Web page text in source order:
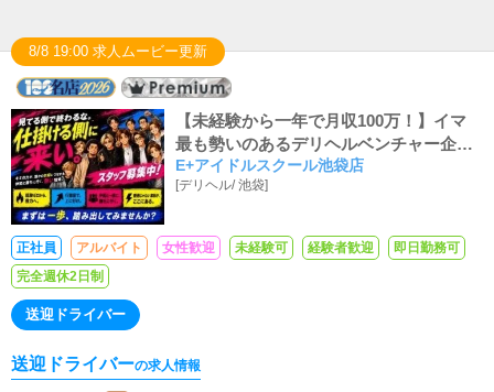
8/8 19:00 求人ムービー更新
【未経験から一年で月収100万！】イマ
最も勢いのあるデリヘルベンチャー企
業！【未経験率80％！平均月収55万！】
E+アイドルスクール池袋店
[デリヘル/池袋]
正社員 アルバイト 女性歓迎 未経験可 経験者歓迎
即日勤務可
完全週休2日制
送迎ドライバー
送迎ドライバーの求人情報